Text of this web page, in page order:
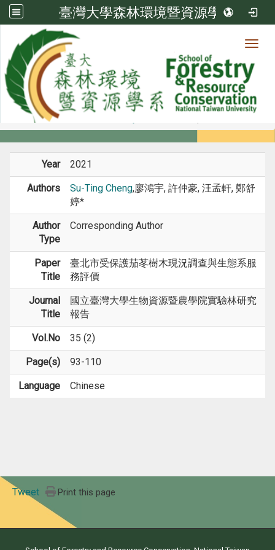
臺灣大學森林環境暨資源學系
Member
Members
Year 2021
Authors Su-Ting Cheng,廖鴻宇, 許仲豪, 汪孟軒, 鄭舒
婷*
Author
Type
Corresponding Author
Paper
Title
臺北市受保護茄苳樹木現況調查與生態系服
務評價
Journal
Title
國立臺灣大學生物資源暨農學院實驗林研究
報告
Vol.No 35 (2)
Page(s) 93-110
Language Chinese
Tweet Print this page